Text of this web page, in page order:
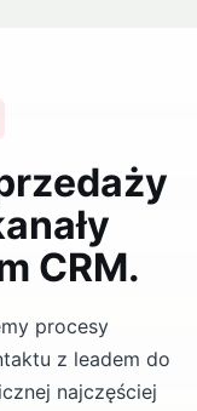
CRM.
procesy
z leadem do
najczęściej